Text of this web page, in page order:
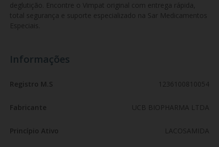
deglutição. Encontre o Vimpat original com entrega rápida,
total segurança e suporte especializado na Sar Medicamentos
Especiais.
Informações
Registro M.S 1236100810054
Fabricante UCB BIOPHARMA LTDA
Princípio Ativo LACOSAMIDA